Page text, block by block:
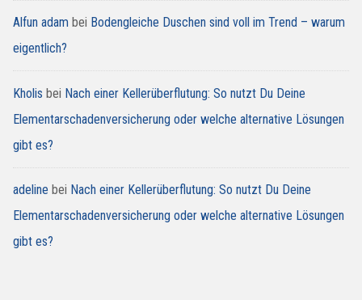
Alfun adam bei Bodengleiche Duschen sind voll im Trend – warum
eigentlich?
Kholis bei Nach einer Kellerüberflutung: So nutzt Du Deine
Elementarschadenversicherung oder welche alternative Lösungen
gibt es?
adeline bei Nach einer Kellerüberflutung: So nutzt Du Deine
Elementarschadenversicherung oder welche alternative Lösungen
gibt es?